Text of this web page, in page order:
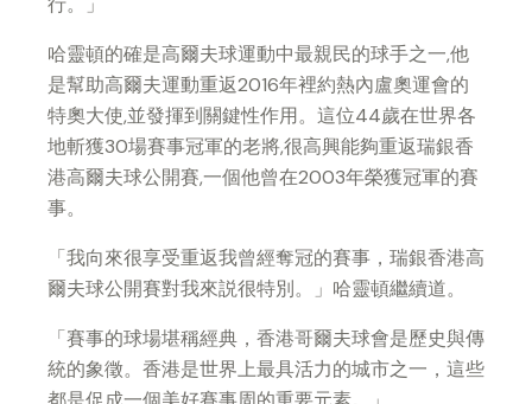
哈靈頓的確是高爾夫球運動中最親民的球手之一,他
是幫助高爾夫運動重返2016年裡約熱內盧奧運會的
特奧大使,並發揮到關鍵性作用。這位44歲在世界各
地斬獲30場賽事冠軍的老將,很高興能夠重返瑞銀香
港高爾夫球公開賽,一個他曾在2003年榮獲冠軍的賽
事。
「我向來很享受重返我曾經奪冠的賽事，瑞銀香港高
爾夫球公開賽對我來説很特別。」哈靈頓繼續道。
「賽事的球場堪稱經典，香港哥爾夫球會是歷史與傳
統的象徵。香港是世界上最具活力的城市之一，這些